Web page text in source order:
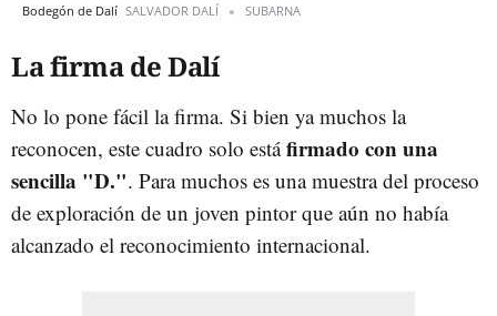
Bodegón de Dalí SALVADOR DALÍ SUBARNA
La firma de Dalí
No lo pone fácil la firma. Si bien ya muchos la
reconocen, este cuadro solo estáfirmado con una
sencilla "D.". Para muchos es una muestra del proceso
de exploración de un joven pintor que aún no había
alcanzado el reconocimiento internacional.